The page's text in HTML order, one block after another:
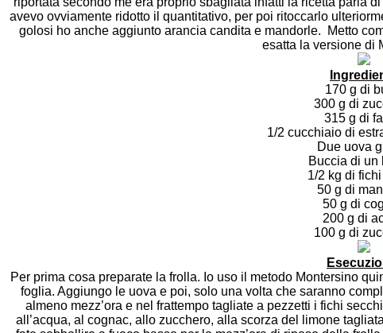
avevo ovviamente ridotto il quantitativo, per poi ritoccarlo
golosi ho anche aggiunto arancia candita e mandorle. Metto
esatta la versione di
170 g di
300 g di
315 g di
1/2 cucchiaio di
Due uova
Buccia di un
1/2 kg di
50 g di
50 g di
200 g di
100 g di
Per prima cosa preparate la frolla. Io uso il metodo Montersino
foglia. Aggiungo le uova e poi, solo una volta che saranno
almeno mezz’ora e nel frattempo tagliate a pezzetti i fichi
all’acqua, al cognac, allo zucchero, alla scorza del limone